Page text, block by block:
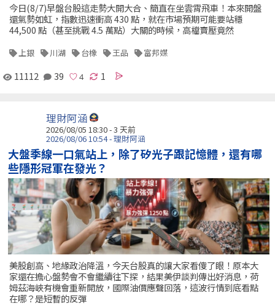
今日(8/7)早盤台股這走勢大開大合、簡直在坐雲霄飛車！本來開盤
還氣勢如虹，指數迅速衝高 430 點，就在市場預期可能要站穩
44,500 點（甚至挑戰 4.5 萬點）大關的時候，高檔賣壓竟然
上銀 川湖 台橡 王品 富邦媒
11112 39 1
理財阿涵
2026/08/05 18:30 - 3 天前
2026/08/06 10:54 - 理財阿涵
大盤季線一口氣站上，除了矽光子跟記憶體，還有哪
些隱形冠軍在發光？
美股創高、地緣政治降溫，今天台股真的讓大家看傻了眼！原本大
家還在擔心盤勢會不會繼續往下探，結果美伊談判傳出好消息，荷
姆茲海峽有機會重新開放，國際油價應聲回落，這波行情到底看點
在哪？是短暫的反彈